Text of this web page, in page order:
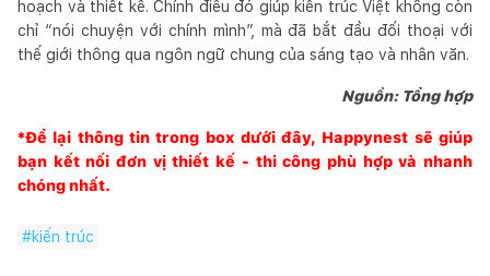
hoạch và thiết kế. Chính điều đó giúp kiến trúc Việt không còn
chỉ “nói chuyện với chính mình”, mà đã bắt đầu đối thoại với
thế giới thông qua ngôn ngữ chung của sáng tạo và nhân văn.
Nguồn: Tổng hợp
*Để lại thông tin trong box dưới đây, Happynest sẽ giúp
bạn kết nối đơn vị thiết kế - thi công phù hợp và nhanh
chóng nhất.
#kiến trúc